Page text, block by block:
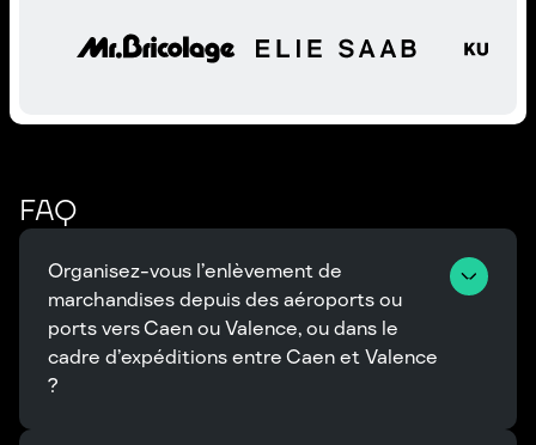
FAQ
Organisez-vous l’enlèvement de
marchandises depuis des aéroports ou
ports vers Caen ou Valence, ou dans le
cadre d’expéditions entre Caen et Valence
?